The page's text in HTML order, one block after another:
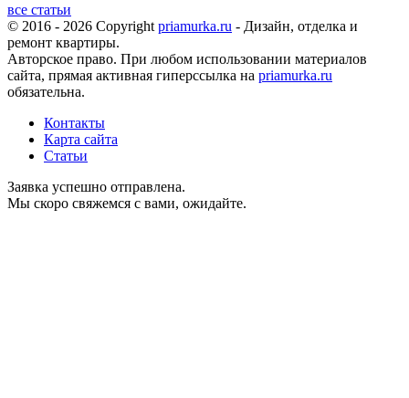
все статьи
© 2016 - 2026 Copyright priamurka.ru - Дизайн, отделка и
ремонт квартиры.
Авторское право. При любом использовании материалов
сайта, прямая активная гиперссылка на priamurka.ru
обязательна.
Контакты
Карта сайта
Статьи
Заявка успешно отправлена.
Мы скоро свяжемся с вами, ожидайте.